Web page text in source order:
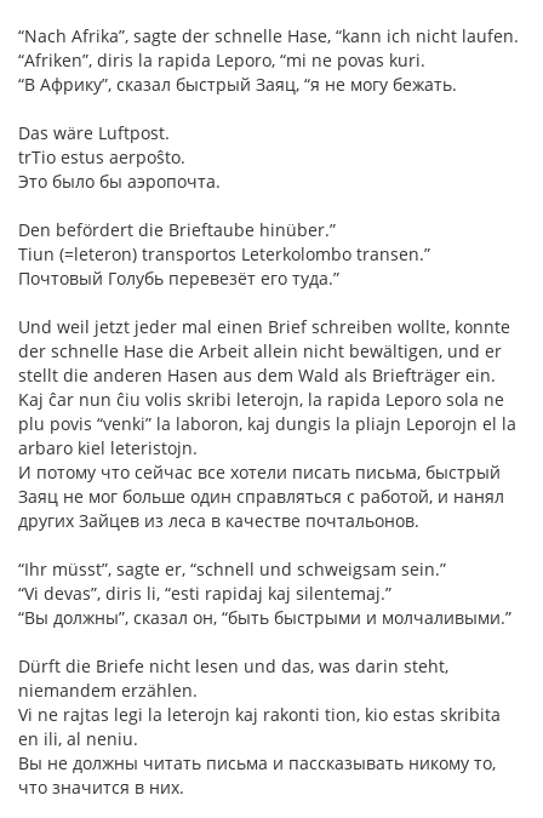
“Nach Afrika”, sagte der schnelle Hase, “kann ich nicht laufen.
“Afriken”, diris la rapida Leporo, “mi ne povas kuri.
“В Африку”, сказал быстрый Заяц, “я не могу бежать.
Das wäre Luftpost.
trTio estus aerpoŝto.
Это было бы аэропочта.
Den befördert die Brieftaube hinüber.”
Tiun (=leteron) transportos Leterkolombo transen.”
Почтовый Голубь перевезёт его туда.”
Und weil jetzt jeder mal einen Brief schreiben wollte, konnte
der schnelle Hase die Arbeit allein nicht bewältigen, und er
stellt die anderen Hasen aus dem Wald als Briefträger ein.
Kaj ĉar nun ĉiu volis skribi leterojn, la rapida Leporo sola ne
plu povis “venki” la laboron, kaj dungis la pliajn Leporojn el la
arbaro kiel leteristojn.
И потому что сейчас все хотели писать письма, быстрый
Заяц не мог больше один справляться с работой, и нанял
других Зайцев из леса в качестве почтальонов.
“Ihr müsst”, sagte er, “schnell und schweigsam sein.”
“Vi devas”, diris li, “esti rapidaj kaj silentemaj.”
“Вы должны”, сказал он, “быть быстрыми и молчаливыми.”
Dürft die Briefe nicht lesen und das, was darin steht,
niemandem erzählen.
Vi ne rajtas legi la leterojn kaj rakonti tion, kio estas skribita
en ili, al neniu.
Вы не должны читать письма и пассказывать никому то,
что значится в них.